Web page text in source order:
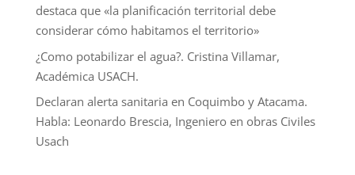
destaca que «la planificación territorial debe
considerar cómo habitamos el territorio»
¿Como potabilizar el agua?. Cristina Villamar,
Académica USACH.
Declaran alerta sanitaria en Coquimbo y Atacama.
Habla: Leonardo Brescia, Ingeniero en obras Civiles
Usach